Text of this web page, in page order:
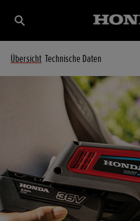
Übersicht Technische Daten